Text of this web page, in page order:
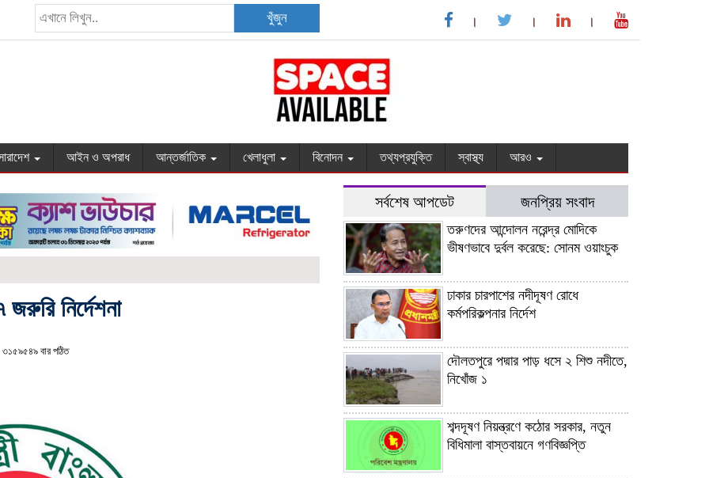
খুঁজুন
আইন ও অপরাধ আন্তর্জাতিক খেলাধুলা বিনোদন তথ্যপ্রযুক্তি স্বাস্থ্য আরও
জরুরি নির্দেশনা
৩১৫৯৫৪৯ বার পঠিত
সর্বশেষ আপডেট জনপ্রিয় সংবাদ
তরুণদের আন্দোলন নরেন্দ্র মোদিকে
ভীষণভাবে দুর্বল করেছে: সোনম ওয়াংচুক
ঢাকার চারপাশের নদীদূষণ রোধে
কর্মপরিকল্পনার নির্দেশ
দৌলতপুরে পদ্মার পাড় ধসে ২ শিশু নদীতে,
নিখোঁজ ১
শব্দদূষণ নিয়ন্ত্রণে কঠোর সরকার, নতুন
বিধিমালা বাস্তবায়নে গণবিজ্ঞপ্তি